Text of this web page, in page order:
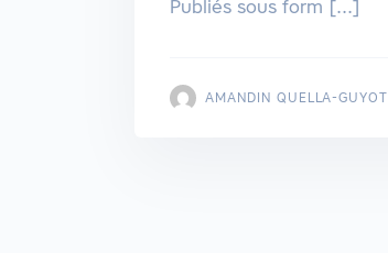
Publiés sous form [...]
AMANDIN QUELLA-GUYOT